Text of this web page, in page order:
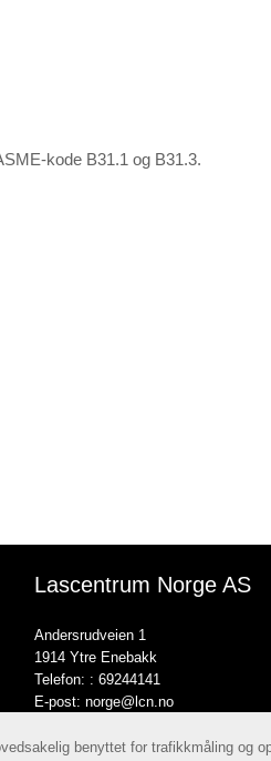
kode B31.1 og B31.3.
Lascentrum Norge AS
Andersrudveien 1
1914 Ytre Enebakk
Telefon: : 69244141
E-post: norge@lcn.no
benyttet for trafikkmåling og